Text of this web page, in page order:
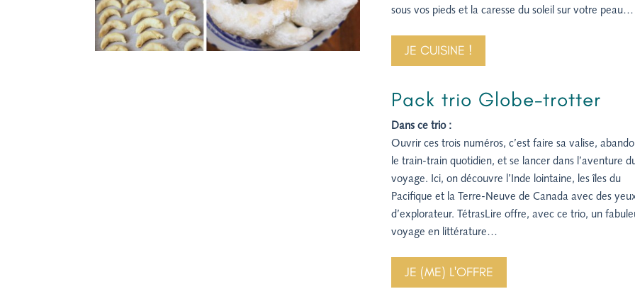
sous vos pieds et la caresse du soleil sur votre peau…
JE CUISINE !
Pack trio Globe-trotter
Dans ce trio :
Ouvrir ces trois numéros, c’est faire sa valise,
le train-train quotidien, et se lancer dans l’aventure
voyage. Ici, on découvre l’Inde lointaine, les îles du
Pacifique et la Terre-Neuve de Canada avec des
d’explorateur. TétrasLire offre, avec ce trio, un
voyage en littérature…
JE (ME) L'OFFRE